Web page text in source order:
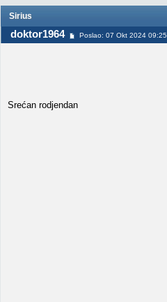
Sirius
doktor1964 Poslao: 07 Okt 2024 09:25
Srećan rodjendan